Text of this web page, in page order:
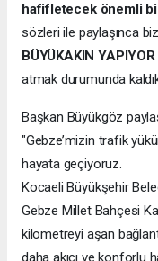
hafifletecek önemli
sözleri ile paylaşınca
BÜYÜKAKIN
atmak durumunda
Başkan Büyükgöz
"Gebze’mizin trafik
hayata geçiyoruz.
Kocaeli Büyükşehir
Gebze Millet Bahçesi
kilometreyi aşan
daha akıcı ve konforlu